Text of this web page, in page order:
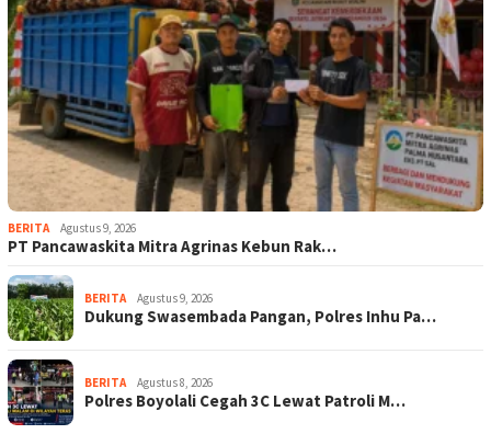
BERITA Agustus 9, 2026
‎PT Pancawaskita Mitra Agrinas Kebun Rak…
BERITA Agustus 9, 2026
Dukung Swasembada Pangan, Polres Inhu Pa…
BERITA Agustus 8, 2026
Polres Boyolali Cegah 3C Lewat Patroli M…